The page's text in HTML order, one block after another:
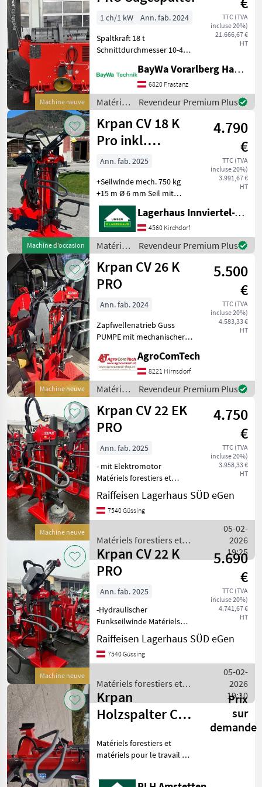
pour le
travail
Krpan
Machine neuve
TTC (TVA
incluse 20%)
21.666,67 €
HT
1 ch/1 kW
Ann. fab. 2024
Spaltkraft 18 t
Schnittdurchmesser 10-42
Automatic" Bedienung:
Joystick Ölbehälter Inhalt:
100 l Erforderliche
Traktorleistung:
BayWa Vorarlberg HandelsGmbH BayWa Technik
6820 Frastanz
Matériels
forestiers
et
matériels
pour le
travail
Krpan
Revendeur Premium Plus
Machine d’occasion
Krpan CV 18 K
Pro inkl.
Seilwinde
4.790
€
TTC (TVA
incluse 20%)
3.991,67 €
HT
Ann. fab. 2025
+Seilwinde mech. 750 kg
+15 m Ø 6 mm Seil mit
Holzzangen
+Graugusspumpe
+Antrieb:Kardan
+Spaltkraft: 17 t
+Erforderliche
Traktorleistung: 37 PS &#
Lagerhaus Innviertel-Traunviertel-Urfahr eGen, Kirchdorf
4560 Kirchdorf
Matériels
forestiers
et
matériels
pour le
travail
Krpan
Revendeur Premium Plus
Machine neuve
Krpan CV 26 K
PRO
5.500
€
TTC (TVA
incluse 20%)
4.583,33 €
HT
Ann. fab. 2024
Zapfwellenatrieb Guss
PUMPE mit mechanischer
Holzzange 15m Seil 6mm
Stärke Krpan Holzspalter
CV 26 K PRO
Graugusspumpe Spaltkraft
25to
AgroComTech
8221 Hirnsdorf
Matériels
forestiers
et
matériels
pour le
travail
Krpan
Revendeur Premium Plus
Machine neuve
Krpan CV 22 EK
PRO
4.750
€
TTC (TVA
incluse 20%)
3.958,33 €
HT
Ann. fab. 2025
- mit Elektromotor
Matériels forestiers et
matériels pour le travail du
bois Fendeuses de bûches
Raiffeisen Lagerhaus SÜD eGen
7540 Güssing
Matériels forestiers et
matériels pour le travail du
bois / Krpan
05-02-
2026
19:25
Machine neuve
Krpan CV 22 K
PRO
5.690
€
TTC (TVA
incluse 20%)
4.741,67 €
HT
Ann. fab. 2025
-Hydraulischer
Funkseilwinde Matériels
forestiers et matériels pour
le travail du bois Fendeuses
de bûches
Raiffeisen Lagerhaus SÜD eGen
7540 Güssing
Matériels forestiers et
matériels pour le travail du
bois / Krpan
05-02-
2026
19:10
Krpan
Holzspalter CV
Prix
sur
demande
Matériels forestiers et
matériels pour le travail du